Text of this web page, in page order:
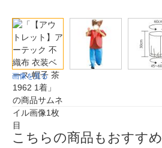
画像を見る
こちらの商品もおすすめ